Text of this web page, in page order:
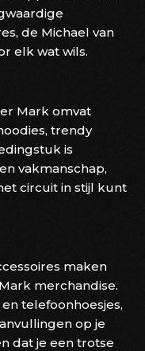
de Michael van
elk wat wils.
Mark omvat
trendy
is
vakmanschap,
circuit in stijl kunt
maken
merchandise.
telefoonhoesjes,
op je
dat je een trotse